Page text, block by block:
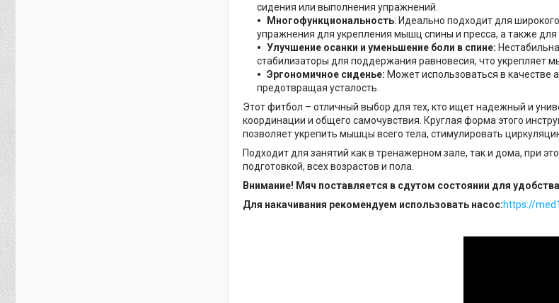
сидения или выполнения упражнений.
Многофункциональность: Идеально подходит для
упражнения для укрепления мышц спины и пресса, а также для
Улучшение осанки и уменьшение боли в спине:
стабилизаторы для поддержания равновесия, что укрепляет
Эргономичное сиденье: Может использоваться в качестве
предотвращая усталость.
Этот фитбол – отличный выбор для тех, кто ищет надежный и
координации и общего самочувствия. Круглая форма этого
позволяет укрепить мышцы всего тела, стимулировать
Подходит для занятий как в тренажерном зале, так и дома, при
подготовкой, всех возрастов и пола.
Внимание! Мяч поставляется в сдутом состоянии для
Для накачивания рекомендуем использовать насос:https://